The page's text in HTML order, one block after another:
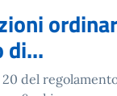
di...
20 del